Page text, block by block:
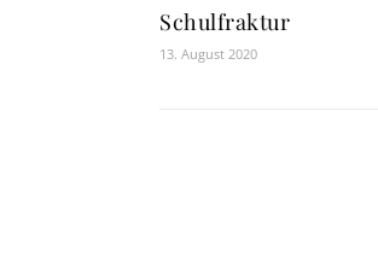
Schulfraktur
13. August 2020